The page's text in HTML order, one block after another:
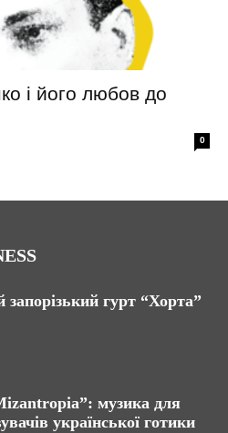
і його любов до
0
запорізький гурт “Хорта”
музика для
української готики